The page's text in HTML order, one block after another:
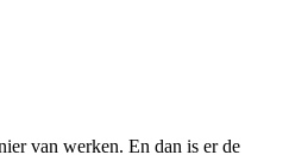
van werken. En dan is er de